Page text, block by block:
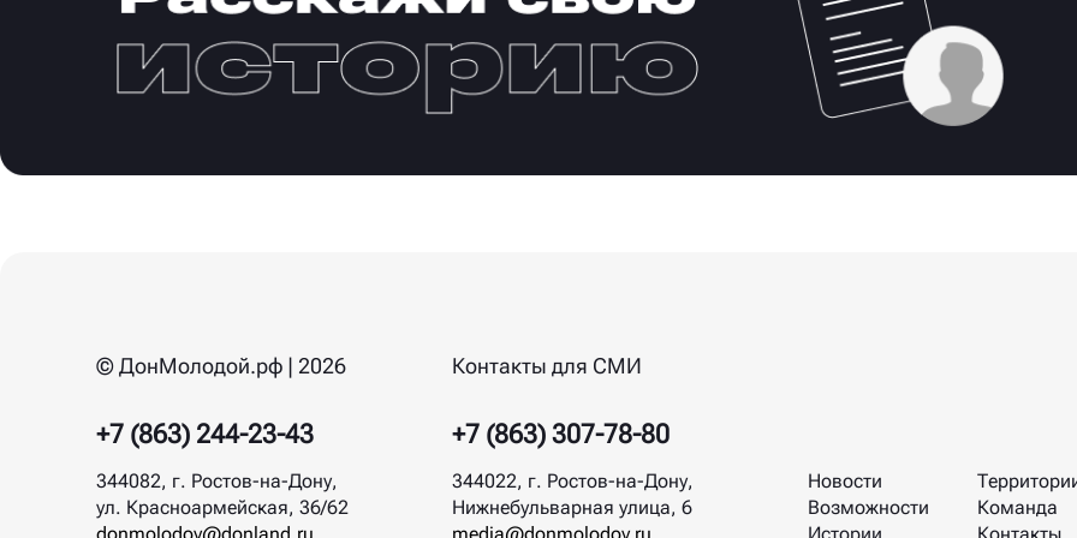
© ДонМолодой.рф | 2026
+7 (863) 244-23-43
344082, г. Ростов-на-Дону,
ул. Красноармейская, 36/62
Контакты для СМИ
+7 (863) 307-78-80
344022, г. Ростов-на-Дону,
Нижнебульварная улица, 6
Новости
Возможности
Команда